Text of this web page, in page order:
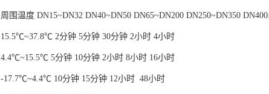
周围温度 DN15~DN32 DN40~DN50 DN65~DN200 DN250~DN350
15.5℃~37.8℃ 2分钟 5分钟 30分钟 2小时 4小时
4.4℃~15.5℃ 5分钟 10分钟 2小时 8小时 16小时
-17.7℃~4.4℃ 10分钟 15分钟 12小时 48小时